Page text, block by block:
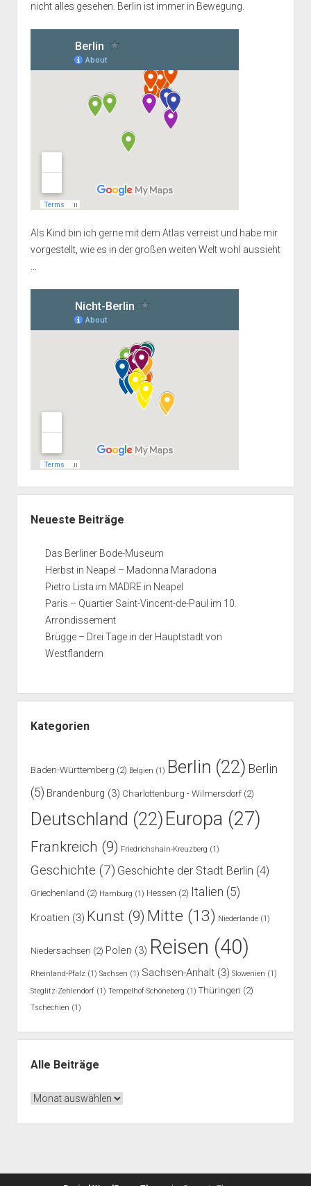
nicht alles gesehen. Berlin ist immer in Bewegung.
Als Kind bin ich gerne mit dem Atlas verreist und habe mir
vorgestellt, wie es in der großen weiten Welt wohl aussieht
...
Neueste Beiträge
Das Berliner Bode-Museum
Herbst in Neapel – Madonna Maradona
Pietro Lista im MADRE in Neapel
Paris – Quartier Saint-Vincent-de-Paul im 10.
Arrondissement
Brügge – Drei Tage in der Hauptstadt von
Westflandern
Kategorien
Baden-Württemberg (2) Belgien (1) Berlin (22) Berlin
(5) Brandenburg (3) Charlottenburg - Wilmersdorf(2)
Deutschland (22) Europa (27)
Frankreich (9) Friedrichshain-Kreuzberg (1)
Geschichte (7) Geschichte der Stadt Berlin (4)
Griechenland (2) Hamburg (1) Hessen (2) Italien (5)
Kroatien (3) Kunst(9) Mitte (13) Niederlande(1)
Niedersachsen (2) Polen (3) Reisen (40)
Rheinland-Pfalz(1) Sachsen (1) Sachsen-Anhalt(3) Slowenien (1)
Steglitz-Zehlendorf (1) Tempelhof-Schöneberg (1) Thüringen (2)
Tschechien (1)
Alle Beiträge
Alle